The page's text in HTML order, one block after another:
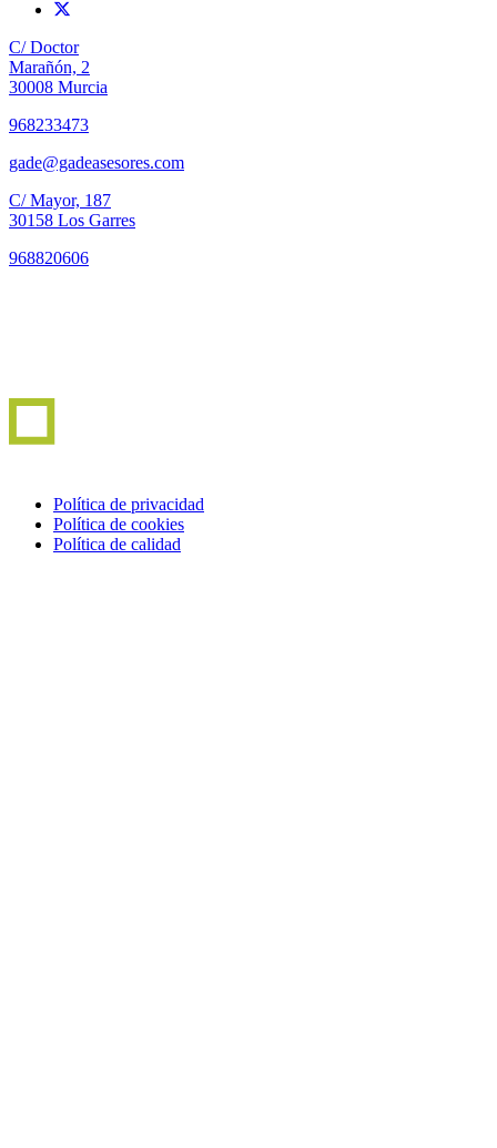
C/ Doctor
Marañón, 2
30008 Murcia
968233473
gade@gadeasesores.com
C/ Mayor, 187
30158 Los Garres
968820606
Política de privacidad
Política de cookies
Política de calidad